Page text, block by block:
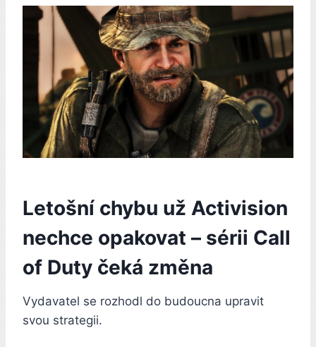
Letošní chybu už Activision
nechce opakovat – sérii Call
of Duty čeká změna
Vydavatel se rozhodl do budoucna upravit
svou strategii.